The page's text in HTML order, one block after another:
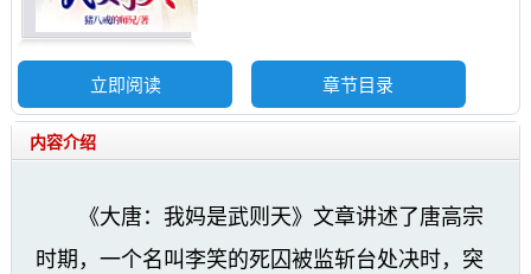
立即阅读 章节目录
内容介绍
《大唐：我妈是武则天》文章讲述了唐高宗
时期，一个名叫李笑的死囚被监斩台处决时，突